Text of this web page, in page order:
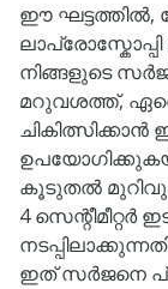
ഈ ഘട്ടത്തിൽ,
നിങ്ങളുടെ
മറുവശത്ത്,
കൂടുതൽ
4 സെന്റീമീറ്റർ
ഇത് സർജനെ